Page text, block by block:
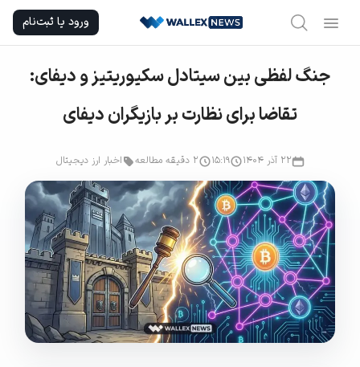
content
ورود یا ثبت‌نام
جنگ لفظی بین سیتادل سکیوریتیز و دیفای:
تقاضا برای نظارت بر بازیگران دیفای
۲۲ آذر ۱۴۰۴ ۱۵:۱۹ 2 دقیقه مطالعه اخبار ارز دیجیتال